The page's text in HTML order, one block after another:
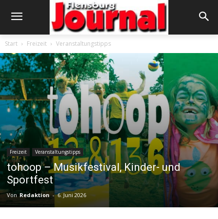
Start Freizeit Veranstaltungstipps
Freizeit Veranstaltungstipps
tohoop – Musikfestival, Kinder- und
Sportfest
Von Redaktion - 6. Juni 2026